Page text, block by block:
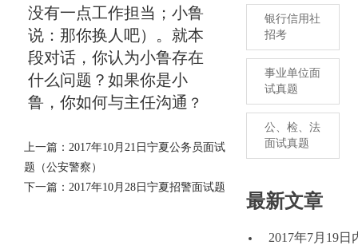
没有一点工作担当；小鲁
说：那你换人吧）。就本
段对话，你认为小鲁存在
什么问题？如果你是小
鲁，你如何与主任沟通 ？
上一篇： 2017年10月21日宁夏公务员面试
题（公安警察）
下一篇： 2017年10月28日宁夏招警面试题
银行信用社
招考
事业单位面
试真题
公、检、法
面试真题
最新文章
2017年7月19